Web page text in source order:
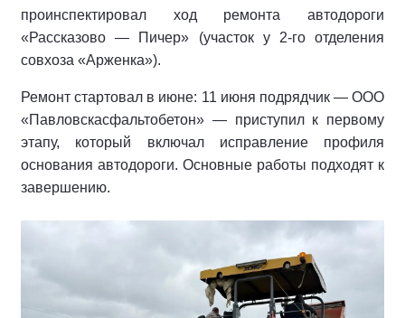
проинспектировал ход ремонта автодороги
«Рассказово — Пичер» (участок у 2‑го отделения
совхоза «Арженка»).
Ремонт стартовал в июне: 11 июня подрядчик — ООО
«Павловскасфальтобетон» — приступил к первому
этапу, который включал исправление профиля
основания автодороги. Основные работы подходят к
завершению.